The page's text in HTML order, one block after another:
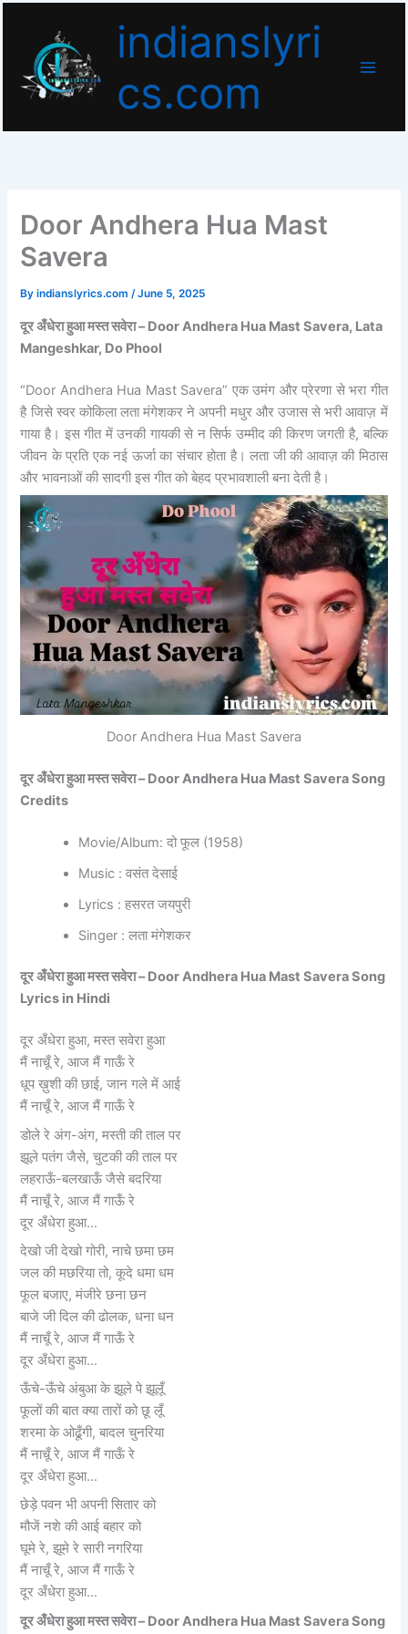
content
indianslyri
cs.com
Door Andhera Hua Mast
Savera
Byindianslyrics.com/June 5, 2025
दूर अँधेरा हुआ मस्त सवेरा – Door Andhera Hua Mast Savera, Lata
Mangeshkar, Do Phool
“Door Andhera Hua Mast Savera” एक उमंग और प्रेरणा से भरा गीत
है जिसे स्वर कोकिला लता मंगेशकर ने अपनी मधुर और उजास से भरी आवाज़ में
गाया है। इस गीत में उनकी गायकी से न सिर्फ उम्मीद की किरण जगती है, बल्कि
जीवन के प्रति एक नई ऊर्जा का संचार होता है। लता जी की आवाज़ की मिठास
और भावनाओं की सादगी इस गीत को बेहद प्रभावशाली बना देती है।
Door Andhera Hua Mast Savera
दूर अँधेरा हुआ मस्त सवेरा – Door Andhera Hua Mast Savera Song
Credits
Movie/Album: दो फूल (1958)
Music : वसंत देसाई
Lyrics : हसरत जयपुरी
Singer : लता मंगेशकर
दूर अँधेरा हुआ मस्त सवेरा – Door Andhera Hua Mast Savera Song
Lyrics in Hindi
दूर अँधेरा हुआ, मस्त सवेरा हुआ
मैं नाचूँ रे, आज मैं गाऊँ रे
धूप ख़ुशी की छाई, जान गले में आई
मैं नाचूँ रे, आज मैं गाऊँ रे
डोले रे अंग-अंग, मस्ती की ताल पर
झूले पतंग जैसे, चुटकी की ताल पर
लहराऊँ-बलखाऊँ जैसे बदरिया
मैं नाचूँ रे, आज मैं गाऊँ रे
दूर अँधेरा हुआ…
देखो जी देखो गोरी, नाचे छमा छम
जल की मछरिया तो, कूदे धमा धम
फूल बजाए, मंजीरे छना छन
बाजे जी दिल की ढोलक, धना धन
मैं नाचूँ रे, आज मैं गाऊँ रे
दूर अँधेरा हुआ…
ऊँचे-ऊँचे अंबुआ के झूले पे झूलूँ
फूलों की बात क्या तारों को छू लूँ
शरमा के ओढूँगी, बादल चुनरिया
मैं नाचूँ रे, आज मैं गाऊँ रे
दूर अँधेरा हुआ…
छेड़े पवन भी अपनी सितार को
मौजें नशे की आई बहार को
घूमे रे, झूमे रे सारी नगरिया
मैं नाचूँ रे, आज मैं गाऊँ रे
दूर अँधेरा हुआ…
दूर अँधेरा हुआ मस्त सवेरा – Door Andhera Hua Mast Savera Song